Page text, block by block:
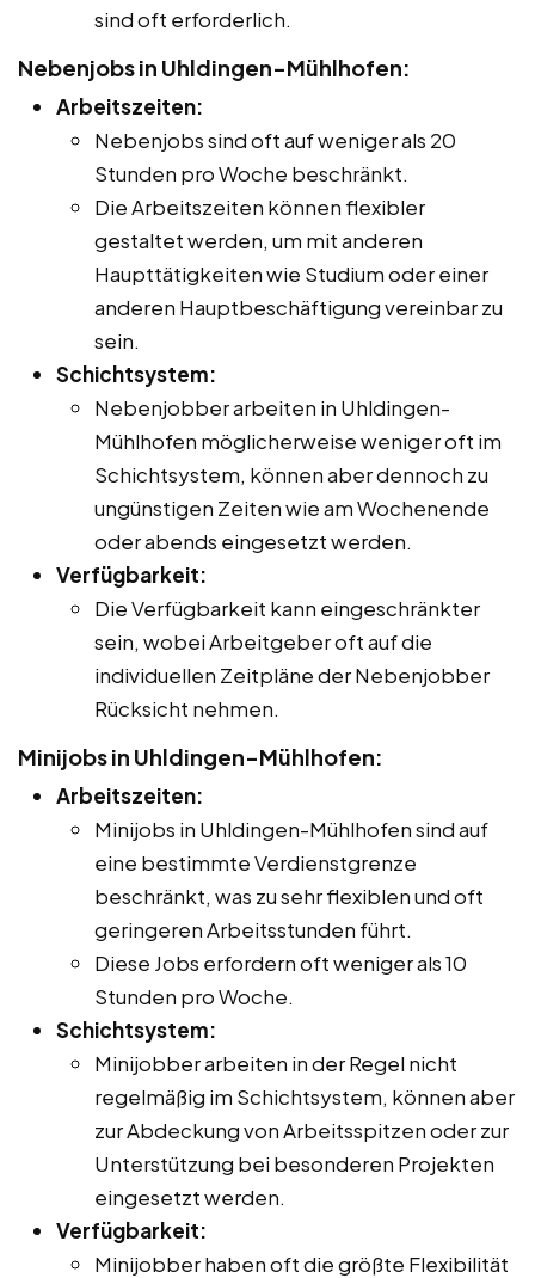
sind oft erforderlich.
Nebenjobs in Uhldingen-Mühlhofen:
Arbeitszeiten:
Nebenjobs sind oft auf weniger als 20
Stunden pro Woche beschränkt.
Die Arbeitszeiten können flexibler
gestaltet werden, um mit anderen
Haupttätigkeiten wie Studium oder einer
anderen Hauptbeschäftigung vereinbar zu
sein.
Schichtsystem:
Nebenjobber arbeiten in Uhldingen-
Mühlhofen möglicherweise weniger oft im
Schichtsystem, können aber dennoch zu
ungünstigen Zeiten wie am Wochenende
oder abends eingesetzt werden.
Verfügbarkeit:
Die Verfügbarkeit kann eingeschränkter
sein, wobei Arbeitgeber oft auf die
individuellen Zeitpläne der Nebenjobber
Rücksicht nehmen.
Minijobs in Uhldingen-Mühlhofen:
Arbeitszeiten:
Minijobs in Uhldingen-Mühlhofen sind auf
eine bestimmte Verdienstgrenze
beschränkt, was zu sehr flexiblen und oft
geringeren Arbeitsstunden führt.
Diese Jobs erfordern oft weniger als 10
Stunden pro Woche.
Schichtsystem:
Minijobber arbeiten in der Regel nicht
regelmäßig im Schichtsystem, können aber
zur Abdeckung von Arbeitsspitzen oder zur
Unterstützung bei besonderen Projekten
eingesetzt werden.
Verfügbarkeit:
Minijobber haben oft die größte Flexibilität